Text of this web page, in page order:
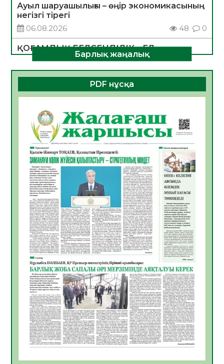
Ауыл шаруашылығы – өңір экономикасының
негізгі тірегі
06.08.2026
48 0
ҚОҒАМДЫҚ БЕЛСЕНДІЛІК – ЕЛ
ДАМУЫНЫҢ НЕГІЗІ
06.08.2026
46 0
ҚҰРЫЛТАЙ САЙЛАУЫ – БОЛАШАҚҚА
БАСТАР ЖАУАПТЫ ТАҢДАУ
06.08.2026
Инфекциялық ауруларға қарсы иммундау
жұмыстарының тиімділігі
06.08.2026
50
Көкжөтел ауруы туралы
06.08.2026
47
АПВ вакцинасы туралы мәлімет
06.08.2026
45
Open Air: Қызылорда облысы полиция
департаменті 20 мыңнан астам
көрерменнің қауіпсіздігін қамтамасыз етті
06.08.2026
59
ҚЫЗЫЛОРДАДА «САНАЛЫ ҰРПАҚ –
ЖАРҚЫН БОЛАШАҚ» АТТЫ КЕҢЕЙТІЛГЕН
МӘЖІЛІС ӨТТІ
05.08.2026
60
Қазақстан Орталық Азиядағы көшуге ең
Барлық жаңалық
PDF нұсқа